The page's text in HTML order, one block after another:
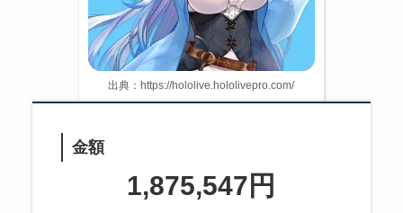
出典：https://hololive.hololivepro.com/
金額
1,875,547円